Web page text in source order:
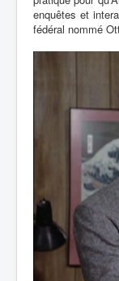
enquêtes et
fédéral nommé